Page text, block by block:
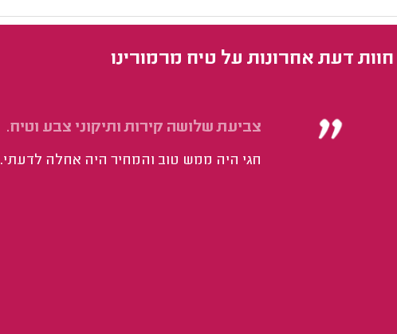
חוות דעת אחרונות על טיח מרמורינו
צביעת שלושה קירות ותיקוני צבע וטיח.
חגי היה ממש טוב והמחיר היה אחלה לדעתי.